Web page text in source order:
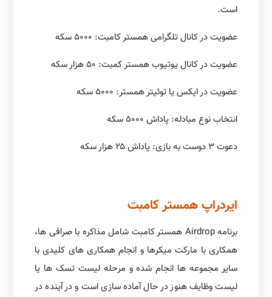
است.
عضویت در کانال تلگرامی همستر کامبت: ۵۰۰۰ سکه
عضویت در کانال یوتیوب همستر کمبت: ۵۰ هزار سکه
عضویت در ایکس یا توئیتر همستر: ۵۰۰۰ سکه
انتخاب نوع مبادله: پاداش ۵۰۰۰ سکه
دعوت ۳ دوست به بازی: پاداش ۲۵ هزار سکه
ایردراپ همستر کامبت
برنامه Airdrop همستر کامبت شامل مذاکره با صرافی ها،
همکاری با مارکت میکرها و انجام همکاری های کلیدی با
سایر مجموعه ها انجام شده و مرحله لیست تسک ها یا
لیست وظایف هنوز در حال آماده سازی است و در آینده در